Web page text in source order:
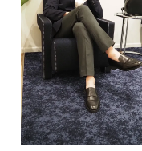
カラー サイズ